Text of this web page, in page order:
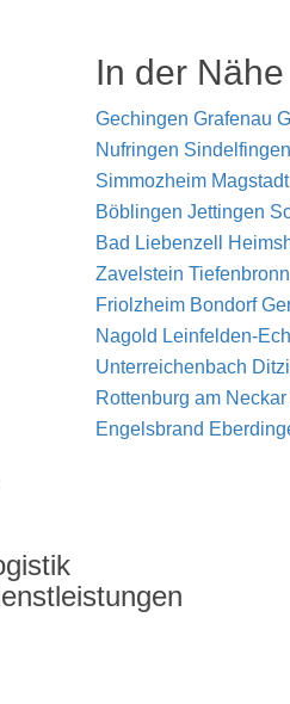
In der Nähe
Gechingen Grafenau
Nufringen Sindelfingen
Simmozheim Magstadt
Böblingen Jettingen
Bad Liebenzell
Zavelstein Tiefenbronn
Friolzheim Bondorf
Nagold Leinfelden-
Unterreichenbach
Rottenburg am Neckar
Engelsbrand